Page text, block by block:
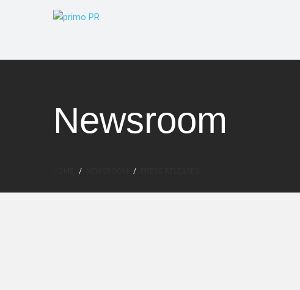
Newsroom